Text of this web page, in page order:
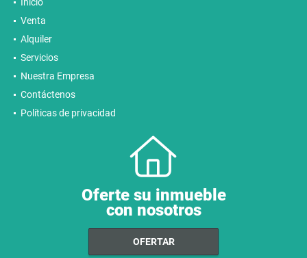
Venta
Alquiler
Servicios
Nuestra Empresa
Contáctenos
Políticas de privacidad
Oferte su inmueble
con nosotros
OFERTAR